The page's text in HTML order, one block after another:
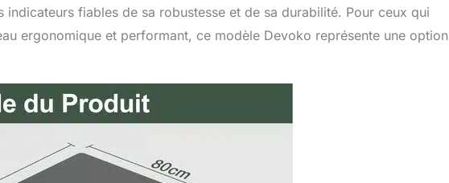
indicateurs fiables de sa robustesse et de sa durabilité. Pour ceux qui
ergonomique et performant, ce modèle Devoko représente une option